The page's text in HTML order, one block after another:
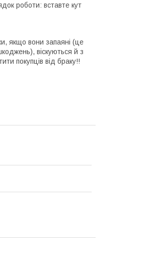
роботи: вставте кут
якщо вони запаяні (це
віскуються й з
покупців від браку!!